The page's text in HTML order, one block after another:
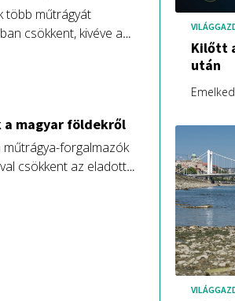
több műtrágyát
csökkent, kivéve a
magyar földekről
forgalmazók
csökkent az eladott
Kilőtt
után